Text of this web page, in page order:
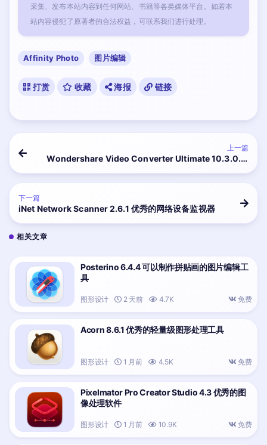
采集、发布本站内容到任何网站、书籍等各类媒体平台。如若本
站内容侵犯了原著者的合法权益，可联系我们进行处理。
Affinity Photo 图片编辑
打赏 收藏 海报 链接
上一篇
Wondershare Video Converter Ultimate 10.3.0.11
下一篇
iNet Network Scanner 2.6.1 优秀的网络设备监视器
相关文章
Posterino 6.4.4 可以制作拼贴画的图片编辑工
具
图形设计 2 天前 4.7K 免费
Acorn 8.6.1 优秀的轻量级图形处理工具
图形设计 1 月前 4.5K 免费
Pixelmator Pro Creator Studio 4.3 优秀的图
像处理软件
图形设计 1 月前 10.9K 免费